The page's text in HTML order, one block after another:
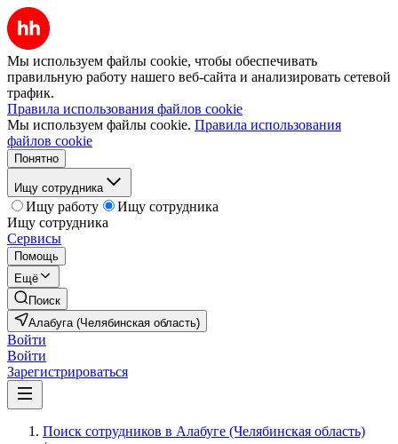
Мы используем файлы cookie, чтобы обеспечивать
правильную работу нашего веб-сайта и анализировать сетевой
трафик.
Правила использования файлов cookie
Мы используем файлы cookie. Правила использования
файлов cookie
Понятно
Ищу сотрудника
Ищу работу
Ищу сотрудника
Ищу сотрудника
Сервисы
Помощь
Ещё
Поиск
Алабуга (Челябинская область)
Войти
Войти
Зарегистрироваться
Поиск сотрудников в Алабуге (Челябинская область)